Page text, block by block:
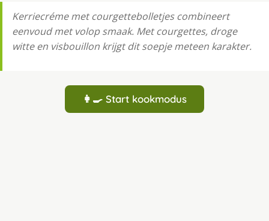
Kerriecréme met courgettebolletjes combineert
eenvoud met volop smaak. Met courgettes, droge
witte en visbouillon krijgt dit soepje meteen karakter.
👩‍🍳 Start kookmodus